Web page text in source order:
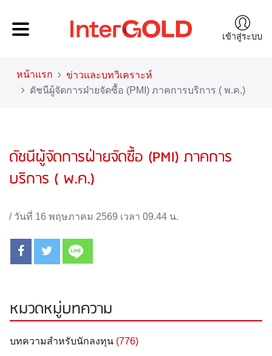
เข้าสู่ระบบ
หน้าแรก
ข่าวและบทวิเคราะห์
ดัชนีผู้จัดการฝ่ายจัดซื้อ (PMI) ภาคการบริการ ( พ.ค.)
ดัชนีผู้จัดการฝ่ายจัดซื้อ (PMI) ภาคการ
บริการ ( พ.ค.)
/ วันที่ 16 พฤษภาคม 2569 เวลา 09.44 น.
หมวดหมู่บทความ
บทความสำหรับนักลงทุน (776)